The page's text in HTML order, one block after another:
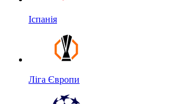
Іспанія
Ліга Європи